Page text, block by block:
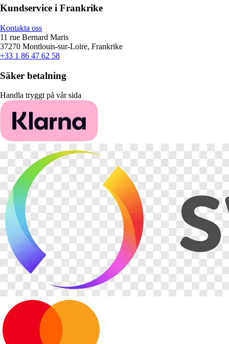
Kundservice i Frankrike
Kontakta oss
11 rue Bernard Maris
37270 Montlouis-sur-Loire, Frankrike
+33 1 86 47 62 58
Säker betalning
Handla tryggt på vår sida